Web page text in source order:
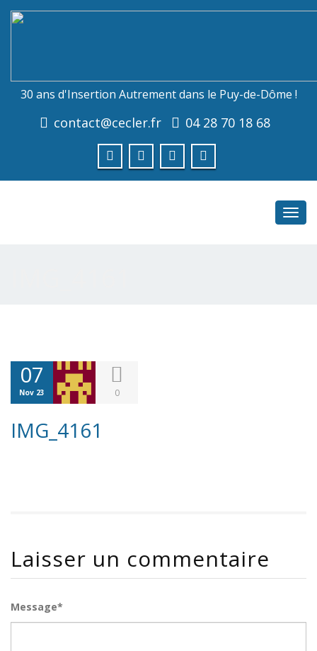
30 ans d'Insertion Autrement dans le Puy-de-Dôme !
contact@cecler.fr 04 28 70 18 68
07
Nov 23 0
IMG_4161
Laisser un commentaire
Message*